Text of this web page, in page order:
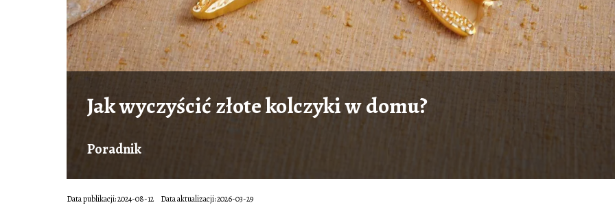
Jak wyczyścić złote kolczyki w domu?
Poradnik
Data publikacji: 2024-08-12 Data aktualizacji: 2026-03-29